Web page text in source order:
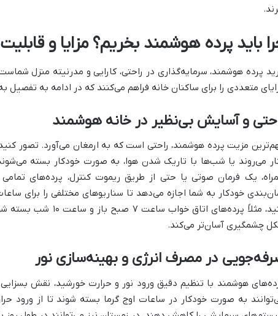
باید پرده هوشمند بخریم؟ مزایا و
پرده هوشمند، سرمایه‌گذاری در راحتی، کارایی و مدرنیته منزل
متعددی را برای ساکنان خانه فراهم می‌کنند که در ادامه به تفصیل
و آسایش بی‌نظیر در خانه هوشمند
مزیت پرده هوشمند، راحتی است که به ارمغان می‌آورد. تصور
می‌روند یا شب‌ها با تاریک شدن هوا، به صورت خودکار بسته
یک فرمان صوتی یا حتی از طریق ریموت کنترل، پرده‌های تمامی
خودکار به شما اجازه می‌دهد تا سناریوهای مختلفی را برای
کنید، مثلاً پرده‌های
چشمگیری آسان‌تر می‌کند.
در مصرف انرژی و بهینه‌سازی نور
هوشمند با تنظیم دقیق ورود نور و حرارت خورشید، نقش
به صورت خودکار در ساعات اوج گرما بسته شوند تا از ورود